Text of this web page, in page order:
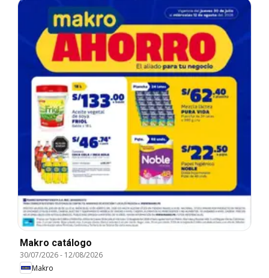
Makro catálogo
30/07/2026- 12/08/2026
Makro